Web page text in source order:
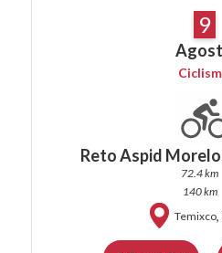
9
Reto Aspid
72.4 km
140 km
Temixco,